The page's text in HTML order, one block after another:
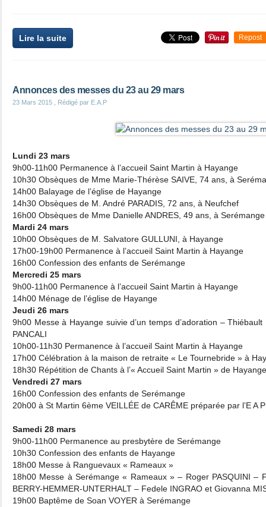
Lire la suite Repost
Annonces des messes du 23 au 29 mars
23 Mars 2015 , Rédigé par E.A.P
Lundi 23 mars
9h00-11h00 Permanence à l’accueil Saint Martin à Hayange
10h30 Obsèques de Mme Marie-Thérèse SAIVE, 74 ans, à
14h00 Balayage de l’église de Hayange
14h30 Obsèques de M. André PARADIS, 72 ans, à Neufchef
16h00 Obsèques de Mme Danielle ANDRES, 49 ans, à Serémange
Mardi 24 mars
10h00 Obsèques de M. Salvatore GULLUNI, à Hayange
17h00-19h00 Permanence à l’accueil Saint Martin à Hayange
16h00 Confession des enfants de Serémange
Mercredi 25 mars
9h00-11h00 Permanence à l’accueil Saint Martin à Hayange
14h00 Ménage de l’église de Hayange
Jeudi 26 mars
9h00 Messe à Hayange suivie d’un temps d’adoration –
PANCALI
10h00-11h30 Permanence à l’accueil Saint Martin à Hayange
17h00 Célébration à la maison de retraite « Le Tournebride » à
18h30 Répétition de Chants à l’« Accueil Saint Martin » de Hayange
Vendredi 27 mars
16h00 Confession des enfants de Serémange
20h00 à St Martin 6ème VEILLÉE de CARÊME préparée par l’E A P
Samedi 28 mars
9h00-11h00 Permanence au presbytère de Serémange
10h30 Confession des enfants de Hayange
18h00 Messe à Ranguevaux « Rameaux »
18h00 Messe à Serémange « Rameaux » – Roger PASQUINI –
BERRY-HEMMER-UNTERHALT – Fedele INGRAO et Giovanna
19h00 Baptême de Soan VOYER à Serémange